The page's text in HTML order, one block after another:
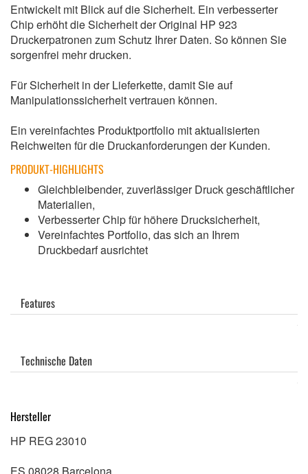
Entwickelt mit Blick auf die Sicherheit. Ein verbesserter
Chip erhöht die Sicherheit der Original HP 923
Druckerpatronen zum Schutz Ihrer Daten. So können Sie
sorgenfrei mehr drucken.
Für Sicherheit in der Lieferkette, damit Sie auf
Manipulationssicherheit vertrauen können.
Ein vereinfachtes Produktportfolio mit aktualisierten
Reichweiten für die Druckanforderungen der Kunden.
PRODUKT-HIGHLIGHTS
Gleichbleibender, zuverlässiger Druck geschäftlicher
Materialien,
Verbesserter Chip für höhere Drucksicherheit,
Vereinfachtes Portfolio, das sich an Ihrem
Druckbedarf ausrichtet
Features
Technische Daten
Hersteller
HP REG 23010
ES 08028 Barcelona